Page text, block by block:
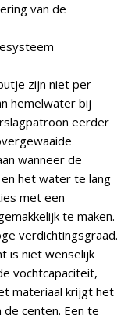
van de
zijn niet per
hemelwater bij
eerder
wanneer de
het water te lang
met een
te maken.
verdichtingsgraad.
is niet wenselijk
vochtcapaciteit,
materiaal krijgt het
de centen. Een te